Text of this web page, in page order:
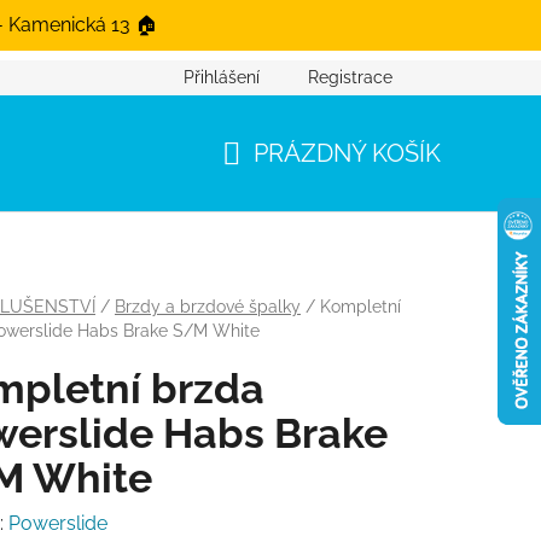
13 🏠
Přihlášení Registrace
PRÁZDNÝ KOŠÍK
/ Brzdy a brzdové špalky / Kompletní
Habs Brake S/M White
brzda
Habs Brake
White
Powerslide